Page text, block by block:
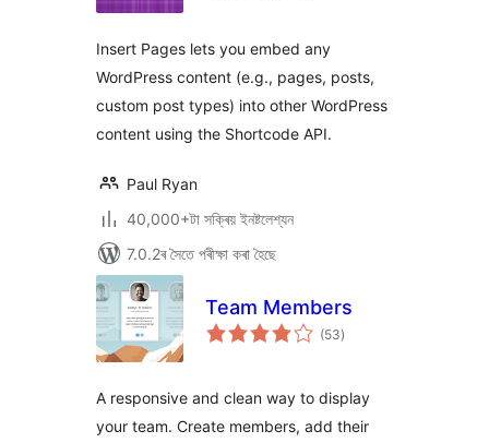
Insert Pages lets you embed any
WordPress content (e.g., pages, posts,
custom post types) into other WordPress
content using the Shortcode API.
Paul Ryan
40,000+টা সক্ৰিয় ইনষ্টলেশ্যন
7.0.2ৰ সৈতে পৰীক্ষা কৰা হৈছে
Team Members
(53টা
মুঠ)
A responsive and clean way to display
your team. Create members, add their